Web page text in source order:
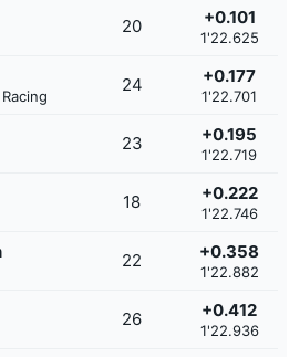
20 +0.101
1'22.625
24 +0.177
1'22.701
23 +0.195
1'22.719
18 +0.222
1'22.746
22 +0.358
1'22.882
26 +0.412
1'22.936